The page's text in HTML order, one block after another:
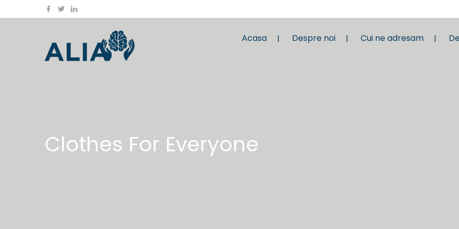
Acasa Despre noi Cui ne adresam
Clothes For Everyone